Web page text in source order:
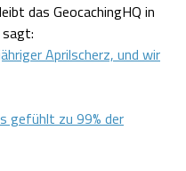
das GeocachingHQ in
Aprilscherz, und wir
gefühlt zu 99% der